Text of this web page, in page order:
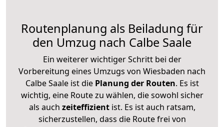
Routenplanung als Beiladung für
den Umzug nach Calbe Saale
Ein weiterer wichtiger Schritt bei der
Vorbereitung eines Umzugs von Wiesbaden nach
Calbe Saale ist diePlanung der Routen. Es ist
wichtig, eine Route zu wählen, die sowohl sicher
als auch zeiteffizientist. Es ist auch ratsam,
sicherzustellen, dass die Route frei von